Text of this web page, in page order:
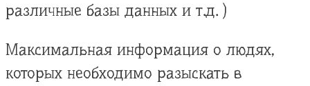
различные базы данных и т.д. )
Максимальная информация о людях,
которых необходимо разыскать в